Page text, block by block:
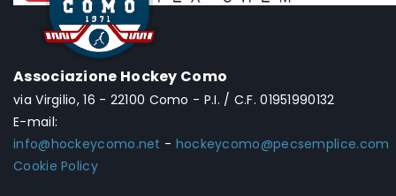
Associazione Hockey Como
via Virgilio, 16 - 22100 Como - P.I. / C.F. 01951990132
E-mail:
info@hockeycomo.net - hockeycomo@pecsemplice.com
Cookie Policy